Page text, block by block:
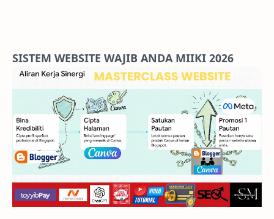
Features
Pricing
Services
RTL Mode
SISTEM WEBSITE WAJIB ANDA MIIKI 2026